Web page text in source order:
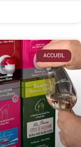
ACCUEIL